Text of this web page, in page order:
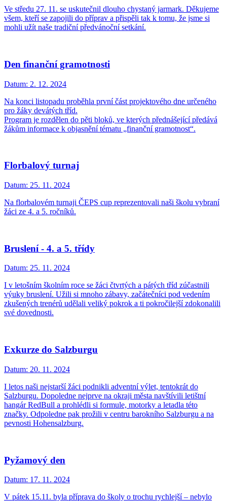
Ve středu 27. 11. se uskutečnil dlouho chystaný jarmark. Děkujeme
všem, kteří se zapojili do příprav a přispěli tak k tomu, že jsme si
mohli užít naše tradiční předvánoční setkání.
Den finanční gramotnosti
Datum: 2. 12. 2024
Na konci listopadu proběhla první část projektového dne určeného
pro žáky devátých tříd.
Program je rozdělen do pěti bloků, ve kterých přednášející předává
žákům informace k objasnění tématu „finanční gramotnost“.
Florbalový turnaj
Datum: 25. 11. 2024
Na florbalovém turnaji ČEPS cup reprezentovali naši školu vybraní
žáci ze 4. a 5. ročníků.
Bruslení - 4. a 5. třídy
Datum: 25. 11. 2024
I v letošním školním roce se žáci čtvrtých a pátých tříd zúčastnili
výuky bruslení. Užili si mnoho zábavy, začátečníci pod vedením
zkušených trenérů udělali veliký pokrok a ti pokročilejší zdokonalili
své dovednosti.
Exkurze do Salzburgu
Datum: 20. 11. 2024
I letos naši nejstarší žáci podnikli adventní výlet, tentokrát do
Salzburgu. Dopoledne nejprve na okraji města navštívili letištní
hangár RedBull a prohlédli si formule, motorky a letadla této
značky. Odpoledne pak prožili v centru barokního Salzburgu a na
pevnosti Hohensalzburg.
Pyžamový den
Datum: 17. 11. 2024
V pátek 15.11. byla příprava do školy o trochu rychlejší – nebylo